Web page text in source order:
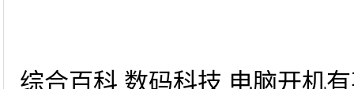
综合百科 数码科技 电脑开机